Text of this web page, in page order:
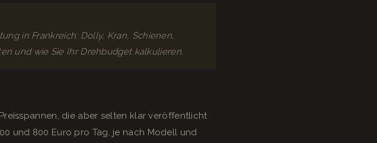
in Frankreich: Dolly, Kran, Schienen,
und wie Sie Ihr Drehbudget kalkulieren.
die aber selten klar veröffentlicht
und 800 Euro pro Tag, je nach Modell und